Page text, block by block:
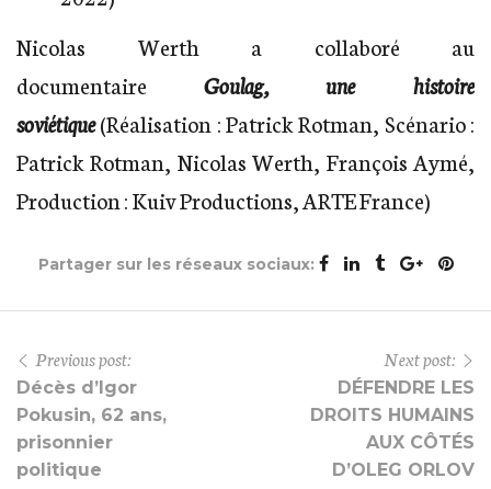
Nicolas Werth a collaboré au
documentaire Goulag, une histoire
soviétique(Réalisation : Patrick Rotman, Scénario :
Patrick Rotman, Nicolas Werth, François Aymé,
Production : Kuiv Productions, ARTE France)
Partager sur les réseaux sociaux:
Previous post:
Décès d’Igor
Pokusin, 62 ans,
prisonnier
politique
Next post:
DÉFENDRE LES
DROITS HUMAINS
AUX CÔTÉS
D’OLEG ORLOV